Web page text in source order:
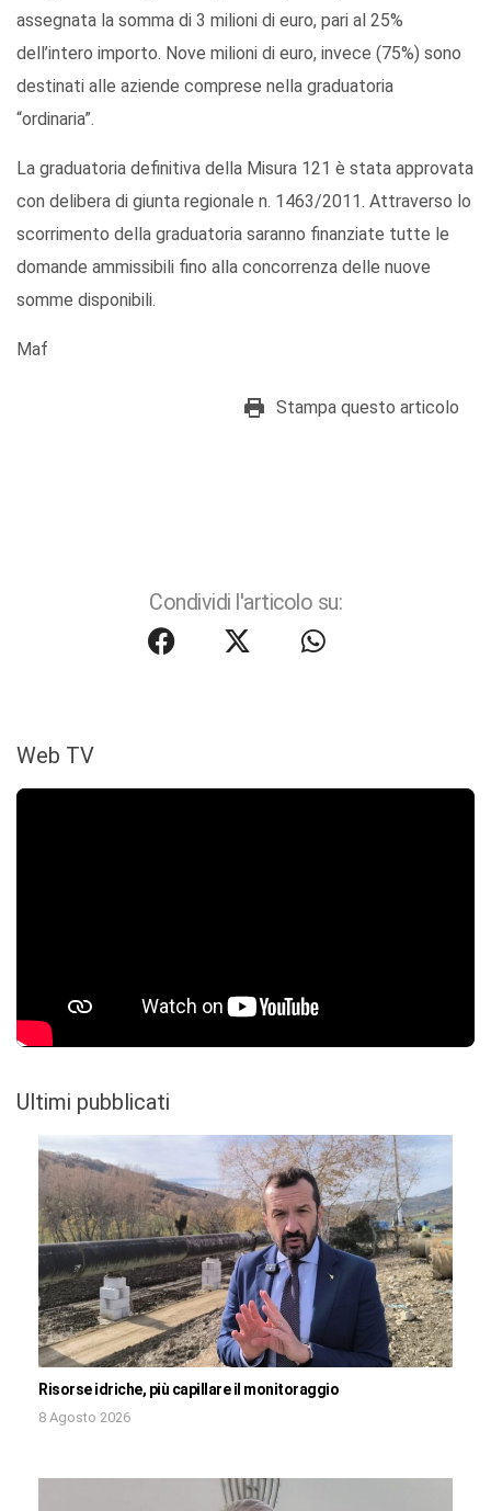
assegnata la somma di 3 milioni di euro, pari al 25%
dell’intero importo. Nove milioni di euro, invece (75%) sono
destinati alle aziende comprese nella graduatoria
“ordinaria”.
La graduatoria definitiva della Misura 121 è stata approvata
con delibera di giunta regionale n. 1463/2011. Attraverso lo
scorrimento della graduatoria saranno finanziate tutte le
domande ammissibili fino alla concorrenza delle nuove
somme disponibili.
Maf
Stampa questo articolo
Condividi l'articolo su:
Web TV
Ultimi pubblicati
Risorse idriche, più capillare il monitoraggio
8 Agosto 2026